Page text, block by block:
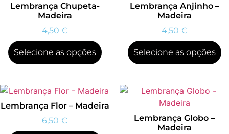
Lembrança Chupeta-
Madeira
4,50 €
Selecione as opções
Lembrança Anjinho –
Madeira
4,50 €
Selecione as opções
Lembrança Flor – Madeira
6,50 €
Lembrança Globo –
Madeira